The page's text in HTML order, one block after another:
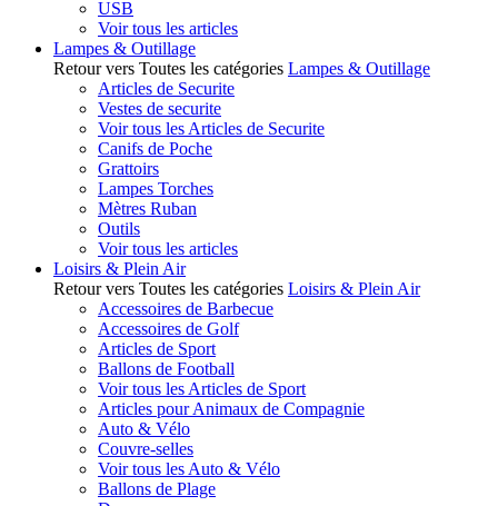
USB
Voir tous les articles
Lampes & Outillage
Retour vers Toutes les catégories Lampes & Outillage
Articles de Securite
Vestes de securite
Voir tous les Articles de Securite
Canifs de Poche
Grattoirs
Lampes Torches
Mètres Ruban
Outils
Voir tous les articles
Loisirs & Plein Air
Retour vers Toutes les catégories Loisirs & Plein Air
Accessoires de Barbecue
Accessoires de Golf
Articles de Sport
Ballons de Football
Voir tous les Articles de Sport
Articles pour Animaux de Compagnie
Auto & Vélo
Couvre-selles
Voir tous les Auto & Vélo
Ballons de Plage